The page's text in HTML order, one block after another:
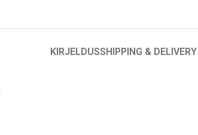
KIRJELDUSSHIPPING & DELIVERY